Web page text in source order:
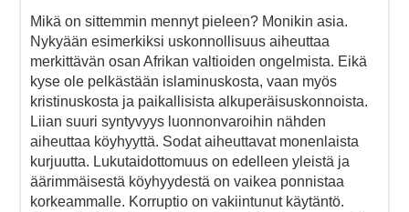
Mikä on sittemmin mennyt pieleen? Monikin asia.
Nykyään esimerkiksi uskonnollisuus aiheuttaa
merkittävän osan Afrikan valtioiden ongelmista. Eikä
kyse ole pelkästään islaminuskosta, vaan myös
kristinuskosta ja paikallisista alkuperäisuskonnoista.
Liian suuri syntyvyys luonnonvaroihin nähden
aiheuttaa köyhyyttä. Sodat aiheuttavat monenlaista
kurjuutta. Lukutaidottomuus on edelleen yleistä ja
äärimmäisestä köyhyydestä on vaikea ponnistaa
korkeammalle. Korruptio on vakiintunut käytäntö.